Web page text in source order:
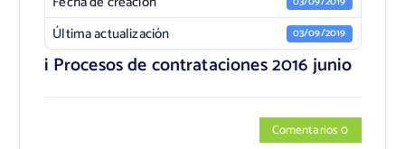
Última actualización 03/09/2019
i Procesos de contrataciones 2016 junio
Comentarios 0